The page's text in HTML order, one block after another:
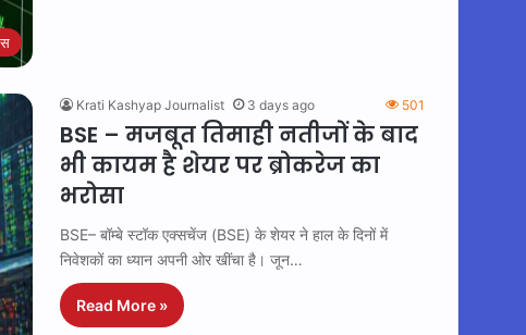
Krati Kashyap Journalist 3 days ago 501
BSE – मजबूत तिमाही नतीजों के बाद
भी कायम है शेयर पर ब्रोकरेज का
भरोसा
BSE– बॉम्बे स्टॉक एक्सचेंज (BSE) के शेयर ने हाल के दिनों में
निवेशकों का ध्यान अपनी ओर खींचा है। जून…
Read More »